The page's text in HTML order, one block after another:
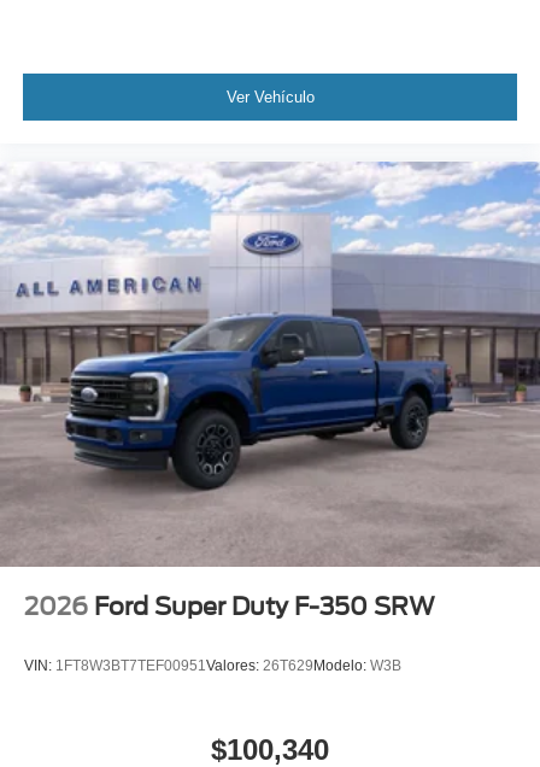
Ver Vehículo
2026 Ford Super Duty F-350 SRW
VIN: 1FT8W3BT7TEF00951Valores: 26T629 Modelo: W3B
$100,340